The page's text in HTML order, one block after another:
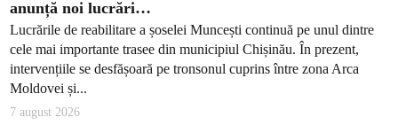
anunță noi lucrări…
Lucrările de reabilitare a șoselei Muncești continuă pe unul dintre
cele mai importante trasee din municipiul Chișinău. În prezent,
intervențiile se desfășoară pe tronsonul cuprins între zona Arca
Moldovei și...
7 august 2026